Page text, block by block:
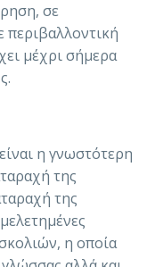
σε
περιβαλλοντική
μέχρι σήμερα
η γνωστότερη
της
της
η οποία